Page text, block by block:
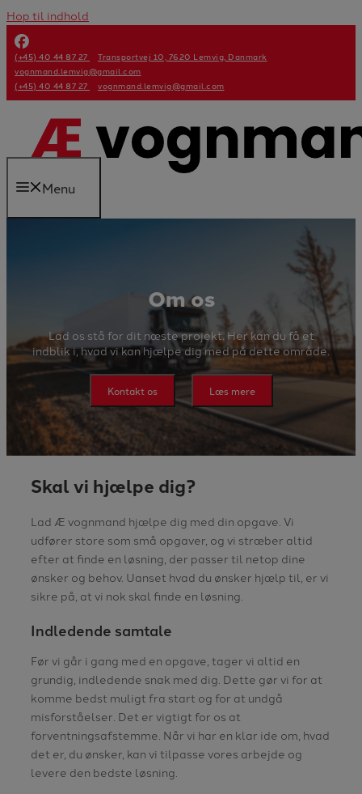
Hop til indhold
(+45) 40 44 87 27
Transportvej 10, 7620 Lemvig, Danmark
vognmand.lemvig@gmail.com
(+45) 40 44 87 27
vognmand.lemvig@gmail.com
Menu
Om os
Lad os stå for dit næste projekt. Her kan du få et
indblik i, hvad vi kan hjælpe dig med på dette område.
Kontakt os Læs mere
Skal vi hjælpe dig?
Lad Æ vognmand hjælpe dig med din opgave. Vi
udfører store som små opgaver, og vi stræber altid
efter at finde en løsning, der passer til netop dine
ønsker og behov. Uanset hvad du ønsker hjælp til, er vi
sikre på, at vi nok skal finde en løsning.
Indledende samtale
Før vi går i gang med en opgave, tager vi altid en
grundig, indledende snak med dig. Dette gør vi for at
komme bedst muligt fra start og for at undgå
misforståelser. Det er vigtigt for os at
forventningsafstemme. Når vi har en klar ide om, hvad
det er, du ønsker, kan vi tilpasse vores arbejde og
levere den bedste løsning.